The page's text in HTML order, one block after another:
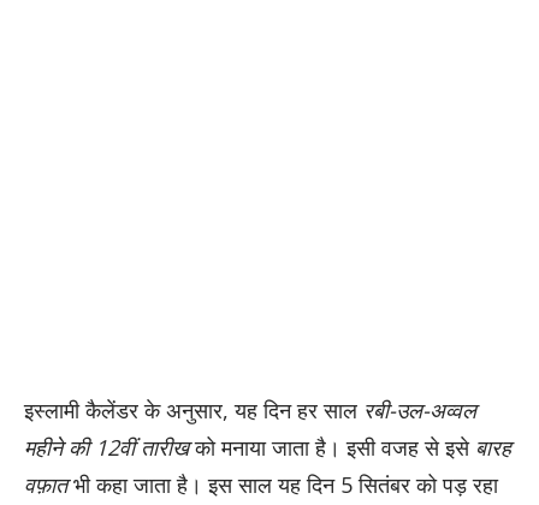
इस्लामी कैलेंडर के अनुसार, यह दिन हर साल रबी-उल-अव्वल
महीने की 12वीं तारीखको मनाया जाता है। इसी वजह से इसे बारह
वफ़ातभी कहा जाता है। इस साल यह दिन 5 सितंबर को पड़ रहा